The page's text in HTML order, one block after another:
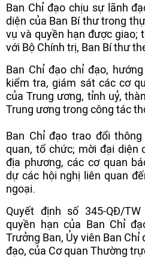
Ban Chỉ đạo chịu sự lãnh
diện của Ban Bí thư trong
vụ và quyền hạn được giao;
với Bộ Chính trị, Ban Bí thư
Ban Chỉ đạo chỉ đạo,
kiểm tra, giám sát các cơ
của Trung ương, tỉnh uỷ,
Trung ương trong công tác
Ban Chỉ đạo trao đổi
quan, tổ chức; mời đại diện
địa phương, các cơ quan
dự các hội nghị liên quan
ngoại.
Quyết định số 345-QĐ/
quyền hạn của Ban Chỉ
Trưởng Ban, Ủy viên Ban
đạo, của Cơ quan Thường